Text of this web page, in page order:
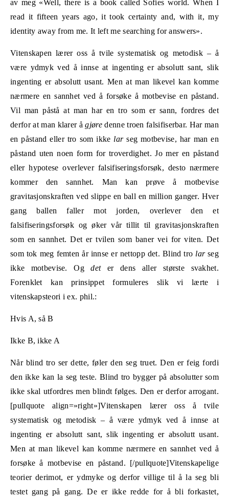
av meg «Well, there is a book called Sofies world. When I
read it fifteen years ago, it took certainty and, with it, my
identity away from me. It left me searching for answers».
Vitenskapen lærer oss å tvile systematisk og metodisk – å
være ydmyk ved å innse at ingenting er absolutt sant, slik
ingenting er absolutt usant. Men at man likevel kan komme
nærmere en sannhet ved å forsøke å motbevise en påstand.
Vil man påstå at man har en tro som er sann, fordres det
derfor at man klarer ågjøredenne troen falsifiserbar. Har man
en påstand eller tro som ikke larseg motbevise, har man en
påstand uten noen form for troverdighet. Jo mer en påstand
eller hypotese overlever falsifiseringsforsøk, desto nærmere
kommer den sannhet. Man kan prøve å motbevise
gravitasjonskraften ved slippe en ball en million ganger. Hver
gang ballen faller mot jorden, overlever den et
falsifiseringsforsøk og øker vår tillit til gravitasjonskraften
som en sannhet. Det er tvilen som baner vei for viten. Det
som tok meg femten år innse er nettopp det. Blind tro larseg
ikke motbevise. Ogdeter dens aller største svakhet.
Forenklet kan prinsippet formuleres slik vi lærte i
vitenskapsteori i ex. phil.:
Hvis A, så B
Ikke B, ikke A
Når blind tro ser dette, føler den seg truet. Den er feig fordi
den ikke kan la seg teste. Blind tro bygger på absolutter som
ikke skal utfordres men blindt følges. Den er derfor arrogant.
[pullquote align=»right»]Vitenskapen lærer oss å tvile
systematisk og metodisk – å være ydmyk ved å innse at
ingenting er absolutt sant, slik ingenting er absolutt usant.
Men at man likevel kan komme nærmere en sannhet ved å
forsøke å motbevise en påstand. [/pullquote]Vitenskapelige
teorier derimot, er ydmyke og derfor villige til å la seg bli
testet gang på gang. De er ikke redde for å bli forkastet,